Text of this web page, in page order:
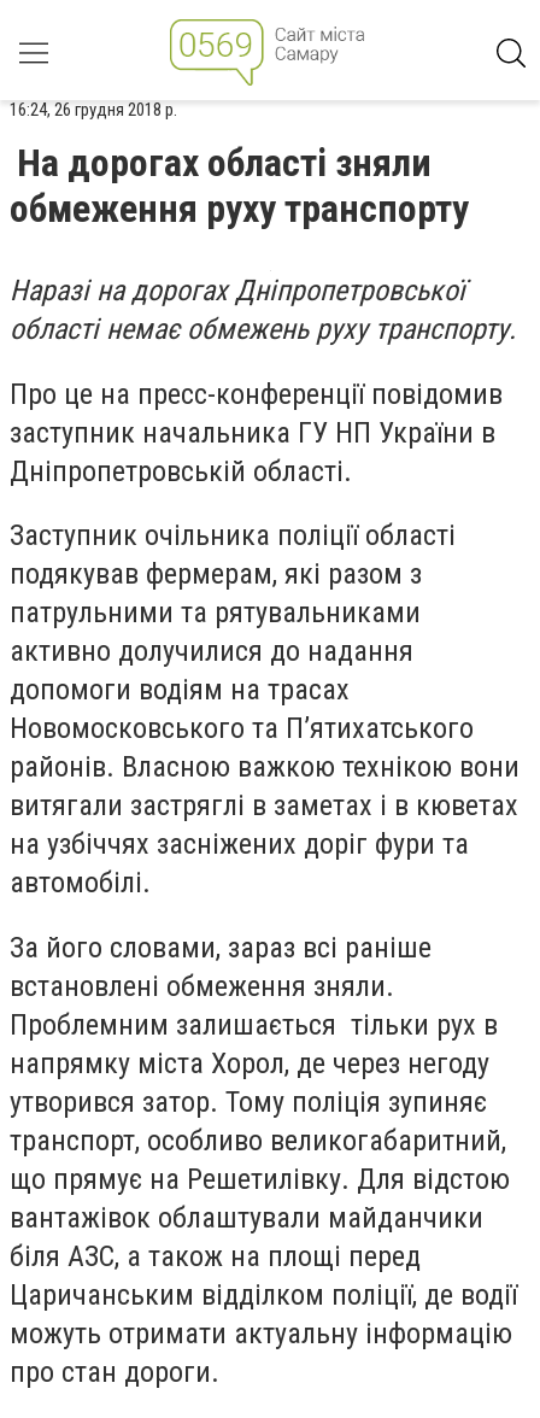
16:24, 26 грудня 2018 р.
На дорогах області зняли
обмеження руху транспорту
Наразі на дорогах Дніпропетровської
області немає обмежень руху транспорту.
Про це на пресс-конференції повідомив
заступник начальника ГУ НП України в
Дніпропетровській області.
Заступник очільника поліції області
подякував фермерам, які разом з
патрульними та рятувальниками
активно долучилися до надання
допомоги водіям на трасах
Новомосковського та П’ятихатського
районів. Власною важкою технікою вони
витягали застряглі в заметах і в кюветах
на узбіччях засніжених доріг фури та
автомобілі.
За його словами, зараз всі раніше
встановлені обмеження зняли.
Проблемним залишається тільки рух в
напрямку міста Хорол, де через негоду
утворився затор. Тому поліція зупиняє
транспорт, особливо великогабаритний,
що прямує на Решетилівку. Для відстою
вантажівок облаштували майданчики
біля АЗС, а також на площі перед
Царичанським відділком поліції, де водії
можуть отримати актуальну інформацію
про стан дороги.